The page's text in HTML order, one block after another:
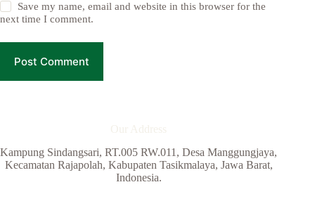
Save my name, email and website in this browser for the
next time I comment.
Post Comment
Our Address
Kampung Sindangsari, RT.005 RW.011, Desa Manggungjaya,
Kecamatan Rajapolah, Kabupaten Tasikmalaya, Jawa Barat,
Indonesia.